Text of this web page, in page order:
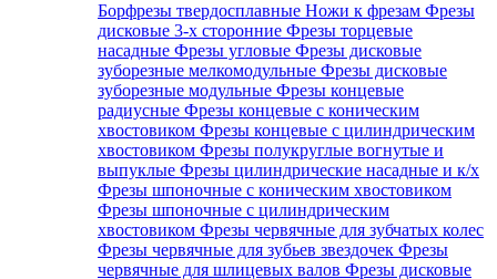
Борфрезы твердосплавные Ножи к фрезам Фрезы
дисковые 3-х сторонние Фрезы торцевые
насадные Фрезы угловые Фрезы дисковые
зуборезные мелкомодульные Фрезы дисковые
зуборезные модульные Фрезы концевые
радиусные Фрезы концевые с коническим
хвостовиком Фрезы концевые с цилиндрическим
хвостовиком Фрезы полукруглые вогнутые и
выпуклые Фрезы цилиндрические насадные и к/х
Фрезы шпоночные с коническим хвостовиком
Фрезы шпоночные с цилиндрическим
хвостовиком Фрезы червячные для зубчатых колес
Фрезы червячные для зубьев звездочек Фрезы
червячные для шлицевых валов Фрезы дисковые